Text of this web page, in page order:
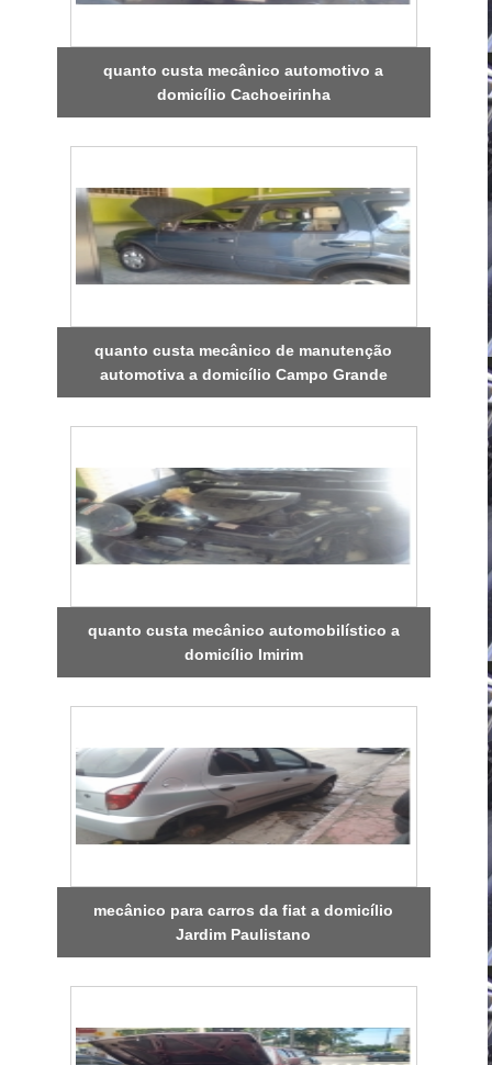
quanto custa mecânico automotivo a
domicílio Cachoeirinha
quanto custa mecânico de manutenção
automotiva a domicílio Campo Grande
quanto custa mecânico automobilístico a
domicílio Imirim
mecânico para carros da fiat a domicílio
Jardim Paulistano